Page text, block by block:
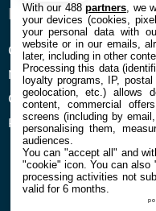
ENTREPRISE
Qui sommes nous
Mentions légales et CGU
Confidentialité et Cookies
Préférences cookies
With our 488partners , we
your devices (cookies,
your personal data with
website or in our emails,
later, including in other
Processing this data
loyalty programs, IP,
geolocation, etc.) allows
content, commercial
screens (including by
personalising them,
audiences.
You can "accept all" and
"cookie" icon. You can also
processing activities not
valid for 6 months.